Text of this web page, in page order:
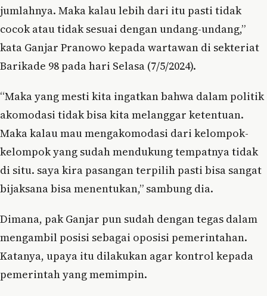
jumlahnya. Maka kalau lebih dari itu pasti tidak
cocok atau tidak sesuai dengan undang-undang,”
kata Ganjar Pranowo kepada wartawan di sekteriat
Barikade 98 pada hari Selasa (7/5/2024).
“Maka yang mesti kita ingatkan bahwa dalam politik
akomodasi tidak bisa kita melanggar ketentuan.
Maka kalau mau mengakomodasi dari kelompok-
kelompok yang sudah mendukung tempatnya tidak
di situ. saya kira pasangan terpilih pasti bisa sangat
bijaksana bisa menentukan,” sambung dia.
Dimana, pak Ganjar pun sudah dengan tegas dalam
mengambil posisi sebagai oposisi pemerintahan.
Katanya, upaya itu dilakukan agar kontrol kepada
pemerintah yang memimpin.